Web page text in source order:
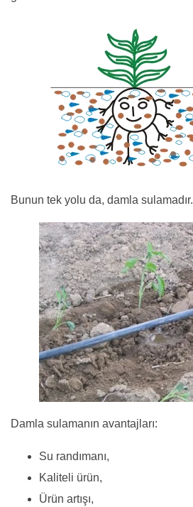
Bunun tek yolu da, damla sulamadır.
Damla sulamanın avantajları:
Su randımanı,
Kaliteli ürün,
Ürün artışı,